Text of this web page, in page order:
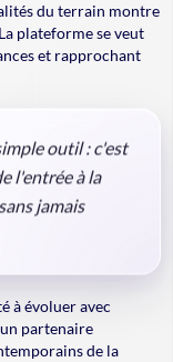
du terrain montre
plateforme se veut
et rapprochant
outil : c'est
l'entrée à la
jamais
à évoluer avec
partenaire
de la